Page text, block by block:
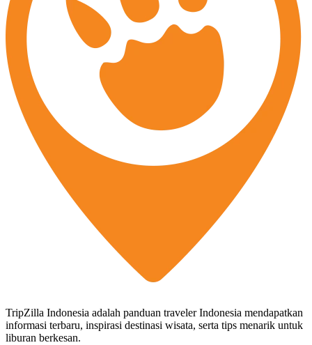
TripZilla Indonesia adalah panduan traveler Indonesia mendapatkan
informasi terbaru, inspirasi destinasi wisata, serta tips menarik untuk
liburan berkesan.